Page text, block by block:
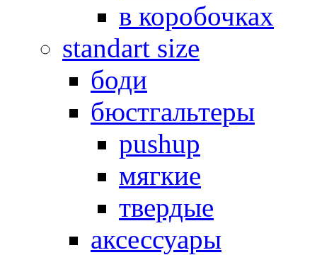
в коробочках
standart size
боди
бюстгальтеры
pushup
мягкие
твердые
аксессуары